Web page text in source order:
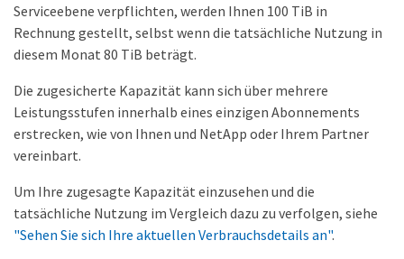
Serviceebene verpflichten, werden Ihnen 100 TiB in
Rechnung gestellt, selbst wenn die tatsächliche Nutzung in
diesem Monat 80 TiB beträgt.
Die zugesicherte Kapazität kann sich über mehrere
Leistungsstufen innerhalb eines einzigen Abonnements
erstrecken, wie von Ihnen und NetApp oder Ihrem Partner
vereinbart.
Um Ihre zugesagte Kapazität einzusehen und die
tatsächliche Nutzung im Vergleich dazu zu verfolgen, siehe
"Sehen Sie sich Ihre aktuellen Verbrauchsdetails an".